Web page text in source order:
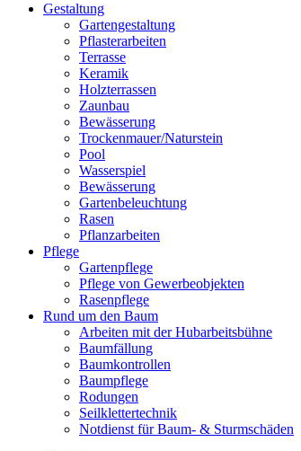
Gestaltung
Gartengestaltung
Pflasterarbeiten
Terrasse
Keramik
Holzterrassen
Zaunbau
Bewässerung
Trockenmauer/Naturstein
Pool
Wasserspiel
Bewässerung
Gartenbeleuchtung
Rasen
Pflanzarbeiten
Pflege
Gartenpflege
Pflege von Gewerbeobjekten
Rasenpflege
Rund um den Baum
Arbeiten mit der Hubarbeitsbühne
Baumfällung
Baumkontrollen
Baumpflege
Rodungen
Seilklettertechnik
Notdienst für Baum- & Sturmschäden